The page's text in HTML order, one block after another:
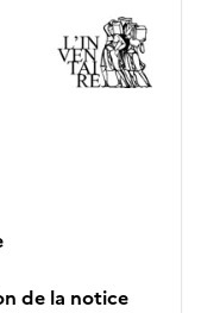
de la notice